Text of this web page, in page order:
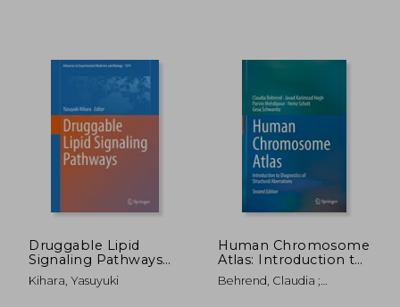
40%
dcto.
$ 264.39
$ 158.63
40%
dcto.
Druggable Lipid
Signaling Pathways
(en Inglés)
Kihara, Yasuyuki
Human Chromosome
Atlas: Introduction to
Diagnostics of
Structural Aberrations
Behrend, Claudia ;